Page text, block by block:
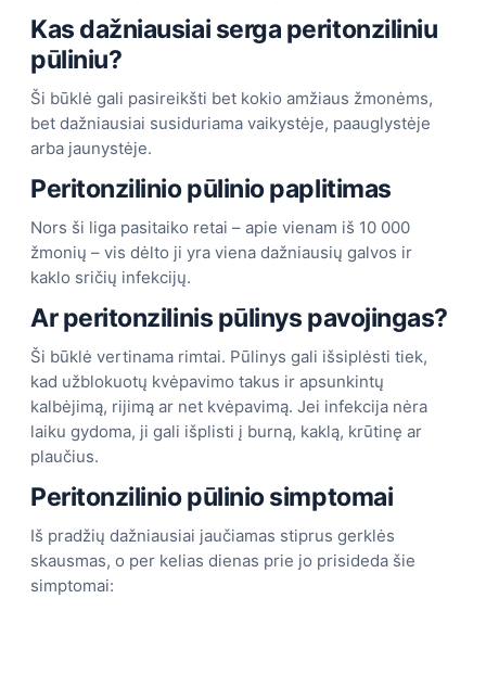
Kas dažniausiai serga peritonziliniu
pūliniu?
Ši būklė gali pasireikšti bet kokio amžiaus žmonėms,
bet dažniausiai susiduriama vaikystėje, paauglystėje
arba jaunystėje.
Peritonzilinio pūlinio paplitimas
Nors ši liga pasitaiko retai – apie vienam iš 10 000
žmonių – vis dėlto ji yra viena dažniausių galvos ir
kaklo sričių infekcijų.
Ar peritonzilinis pūlinys pavojingas?
Ši būklė vertinama rimtai. Pūlinys gali išsiplėsti tiek,
kad užblokuotų kvėpavimo takus ir apsunkintų
kalbėjimą, rijimą ar net kvėpavimą. Jei infekcija nėra
laiku gydoma, ji gali išplisti į burną, kaklą, krūtinę ar
plaučius.
Peritonzilinio pūlinio simptomai
Iš pradžių dažniausiai jaučiamas stiprus gerklės
skausmas, o per kelias dienas prie jo prisideda šie
simptomai: